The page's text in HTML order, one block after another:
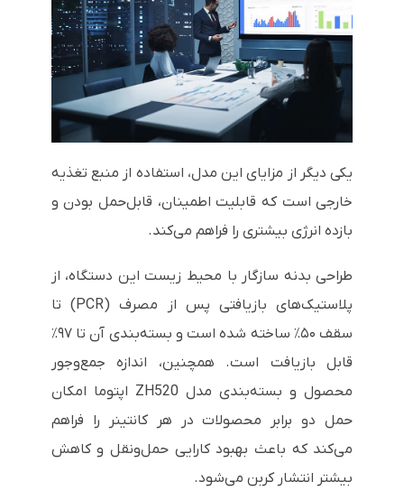
یکی دیگر از مزایای این مدل، استفاده از منبع تغذیه
خارجی است که قابلیت اطمینان، قابل‌حمل بودن و
بازده انرژی بیشتری را فراهم می‌کند.
طراحی بدنه سازگار با محیط زیست این دستگاه، از
پلاستیک‌های بازیافتی پس از مصرف (PCR) تا
سقف ۵۰٪ ساخته شده است و بسته‌بندی آن تا ۹۷٪
قابل بازیافت است. همچنین، اندازه جمع‌وجور
محصول و بسته‌بندی مدل ZH520 اپتوما امکان
حمل دو برابر محصولات در هر کانتینر را فراهم
می‌کند که باعث بهبود کارایی حمل‌ونقل و کاهش
بیشتر انتشار کربن می‌شود.